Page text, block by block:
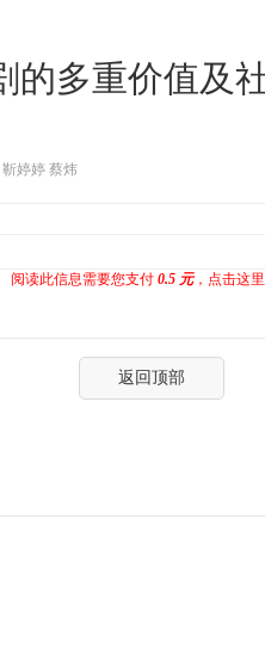
的多重价值及
婷婷 蔡炜
阅读此信息需要您支付 0.5 元，点击这
返回顶部